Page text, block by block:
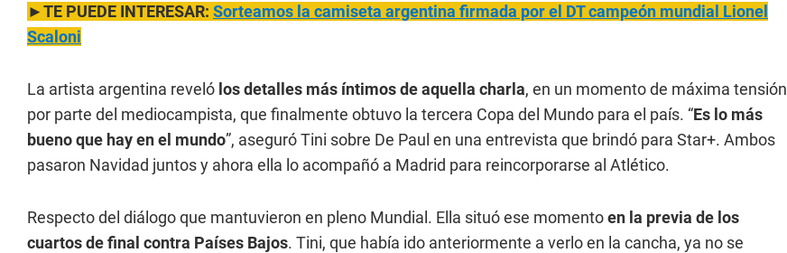
►TE PUEDE INTERESAR: Sorteamos la camiseta argentina firmada por el DT campeón mundial Lionel
Scaloni
La artista argentina reveló los detalles más íntimos de aquella charla, en un momento de máxima tensión
por parte del mediocampista, que finalmente obtuvo la tercera Copa del Mundo para el país. “Es lo más
bueno que hay en el mundo”, aseguró Tini sobre De Paul en una entrevista que brindó para Star+. Ambos
pasaron Navidad juntos y ahora ella lo acompañó a Madrid para reincorporarse al Atlético.
Respecto del diálogo que mantuvieron en pleno Mundial. Ella situó ese momentoen la previa de los
cuartos de final contra Países Bajos. Tini, que había ido anteriormente a verlo en la cancha, ya no se